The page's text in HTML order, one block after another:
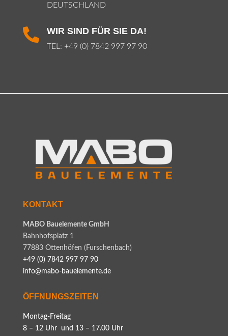
DEUTSCHLAND
 WIR SIND FÜR SIE DA!
TEL: +49 (0) 7842 997 97 90
KONTAKT
MABO Bauelemente GmbH
Bahnhofsplatz 1
77883 Ottenhöfen (Furschenbach)
+49 (0) 7842 997 97 90
info@mabo-bauelemente.de
ÖFFNUNGSZEITEN
Montag-Freitag
8 – 12 Uhr und 13 – 17.00 Uhr